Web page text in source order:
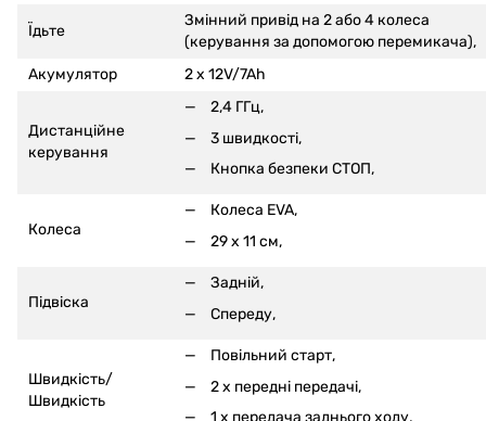
Їдьте
Змінний привід на 2 або 4 колеса
(керування за допомогою перемикача),
Акумулятор
2 x 12V/7Ah
Дистанційне
керування
2,4 ГГц,
3 швидкості,
Кнопка безпеки СТОП,
Колеса
Колеса EVA,
29 x 11 см,
Підвіска
Задній,
Спереду,
Швидкість/
Швидкість
Повільний старт,
2 x передні передачі,
1 x передача заднього ходу,